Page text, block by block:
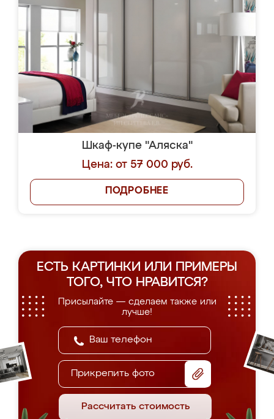
Шкаф-купе "Аляска"
Цена: от 57 000 руб.
ПОДРОБНЕЕ
ЕСТЬ КАРТИНКИ ИЛИ ПРИМЕРЫ
ТОГО, ЧТО НРАВИТСЯ?
Присылайте — сделаем также или
лучше!
Прикрепить фото
Рассчитать стоимость